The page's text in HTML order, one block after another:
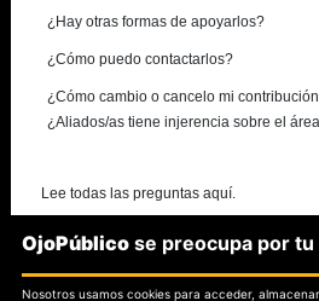
¿Hay otras formas de apoyarlos?
¿Cómo puedo contactarlos?
¿Cómo cambio o cancelo mi
¿Aliados/as tiene injerencia sobre el
Lee todas las preguntas aquí.
¿Necesitas más
OjoPúblico se preocupa por
Nosotros usamos cookies para acceder,